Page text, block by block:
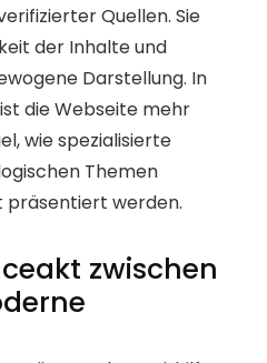
Quellen. Sie
der Inhalte und
Darstellung. In
die Webseite mehr
wie spezialisierte
Themen
präsentiert werden.
zwischen